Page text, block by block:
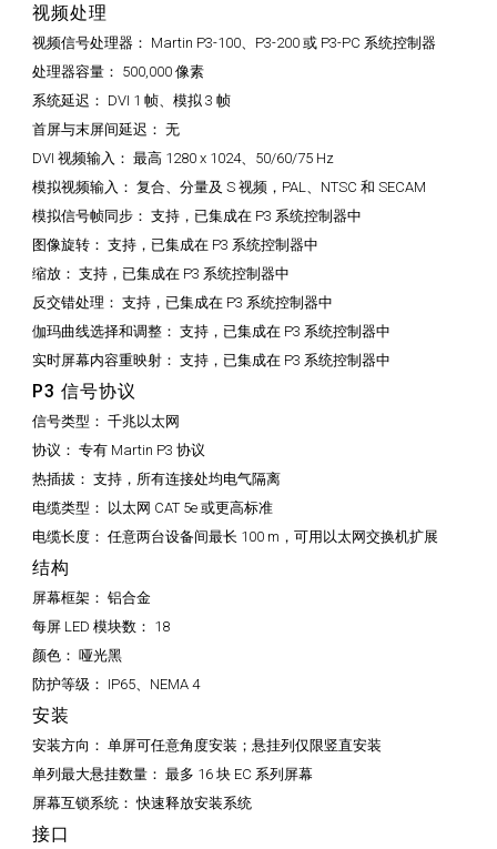
视频处理
视频信号处理器： Martin P3-100、P3-200 或 P3-PC 系统控制器
处理器容量： 500,000 像素
系统延迟： DVI 1 帧、模拟 3 帧
首屏与末屏间延迟： 无
DVI 视频输入： 最高 1280 x 1024、50/60/75 Hz
模拟视频输入： 复合、分量及 S 视频，PAL、NTSC 和 SECAM
模拟信号帧同步： 支持，已集成在 P3 系统控制器中
图像旋转： 支持，已集成在 P3 系统控制器中
缩放： 支持，已集成在 P3 系统控制器中
反交错处理： 支持，已集成在 P3 系统控制器中
伽玛曲线选择和调整： 支持，已集成在 P3 系统控制器中
实时屏幕内容重映射： 支持，已集成在 P3 系统控制器中
P3 信号协议
信号类型： 千兆以太网
协议： 专有 Martin P3 协议
热插拔： 支持，所有连接处均电气隔离
电缆类型：
以太网 CAT 5e 或更高标准
电缆长度： 任意两台设备间最长 100 m，可用以太网交换机扩展
结构
屏幕框架： 铝合金
每屏 LED 模块数： 18
颜色： 哑光黑
防护等级： IP65、NEMA 4
安装
安装方向： 单屏可任意角度安装；悬挂列仅限竖直安装
单列最大悬挂数量： 最多 16 块 EC 系列屏幕
屏幕互锁系统：快速释放安装系统
接口